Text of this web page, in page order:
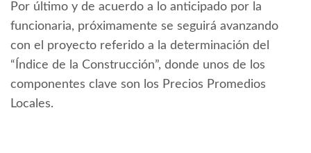
Por último y de acuerdo a lo anticipado por la
funcionaria, próximamente se seguirá avanzando
con el proyecto referido a la determinación del
“Índice de la Construcción”, donde unos de los
componentes clave son los Precios Promedios
Locales.